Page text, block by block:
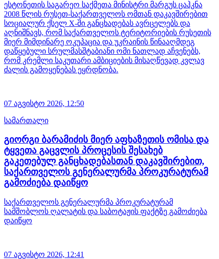
ესტონეთის საგარეო საქმეთა მინისტრი მარგუს ცაჰკნა
2008 წლის რუსეთ-საქართველოს ომთან დაკავშირებით
სოციალურ ქსელ X-ში განცხადებას ავრცელებს და
აღნიშნავს, რომ საქართველოს ტერიტორიების რუსეთის
მიერ მიმდინარე ოკუპაცია და უკრაინის წინააღმდეგ
დაწყებული სრულმასშტაბიანი ომი ნათლად აჩვენებს,
რომ კრემლი საკუთარი ამბიციების მისაღწევად კვლავ
ძალის გამოყენებას ეყრდნობა.
07 აგვისტო 2026, 12:50
სამართალი
გიორგი ბარამიძის მიერ აფხაზეთის ომისა და
ტყვეთა გაცვლის პროცესის შესახებ
გაკეთებულ განცხადებასთან დაკავშირებით,
საქართველოს გენერალურმა პროკურატურამ
გამოძიება დაიწყო
საქართველოს გენერალურმა პროკურატურამ
სამშობლოს ღალატის და საბოტაჟის ფაქტზე გამოძიება
დაიწყო
07 აგვისტო 2026, 12:41